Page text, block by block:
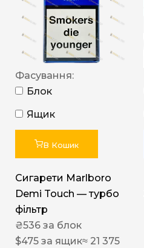
Фасування:
Блок
Ящик
В Кошик
Сигарети Marlboro
Demi Touch — турбо
фільтр
₴536 за блок
$475 за ящик≈ 21 375